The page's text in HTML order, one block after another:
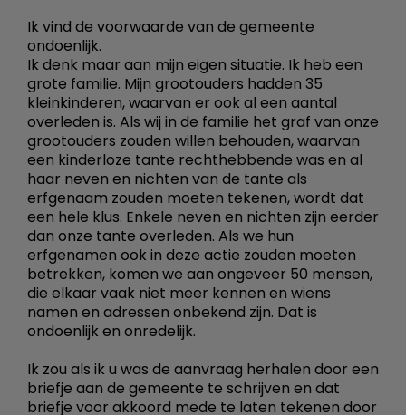
Ik vind de voorwaarde van de gemeente
ondoenlijk.
Ik denk maar aan mijn eigen situatie. Ik heb een
grote familie. Mijn grootouders hadden 35
kleinkinderen, waarvan er ook al een aantal
overleden is. Als wij in de familie het graf van onze
grootouders zouden willen behouden, waarvan
een kinderloze tante rechthebbende was en al
haar neven en nichten van de tante als
erfgenaam zouden moeten tekenen, wordt dat
een hele klus. Enkele neven en nichten zijn eerder
dan onze tante overleden. Als we hun
erfgenamen ook in deze actie zouden moeten
betrekken, komen we aan ongeveer 50 mensen,
die elkaar vaak niet meer kennen en wiens
namen en adressen onbekend zijn. Dat is
ondoenlijk en onredelijk.
Ik zou als ik u was de aanvraag herhalen door een
briefje aan de gemeente te schrijven en dat
briefje voor akkoord mede te laten tekenen door